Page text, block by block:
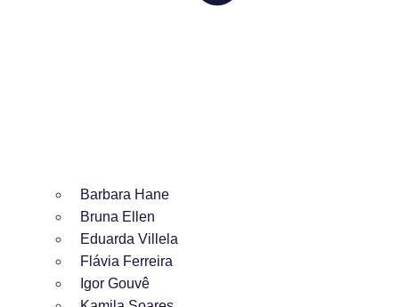
Barbara Hane
Bruna Ellen
Eduarda Villela
Flávia Ferreira
Igor Gouvê